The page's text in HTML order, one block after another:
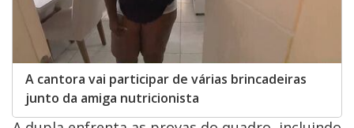
A cantora vai participar de várias brincadeiras
junto da amiga nutricionista